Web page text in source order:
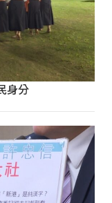
身分